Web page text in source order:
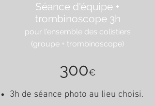
Séance d'équipe +
trombinoscope 3h
pour l'ensemble des colistiers
(groupe + trombinoscope)
300€
3h de séance photo au lieu choisi.